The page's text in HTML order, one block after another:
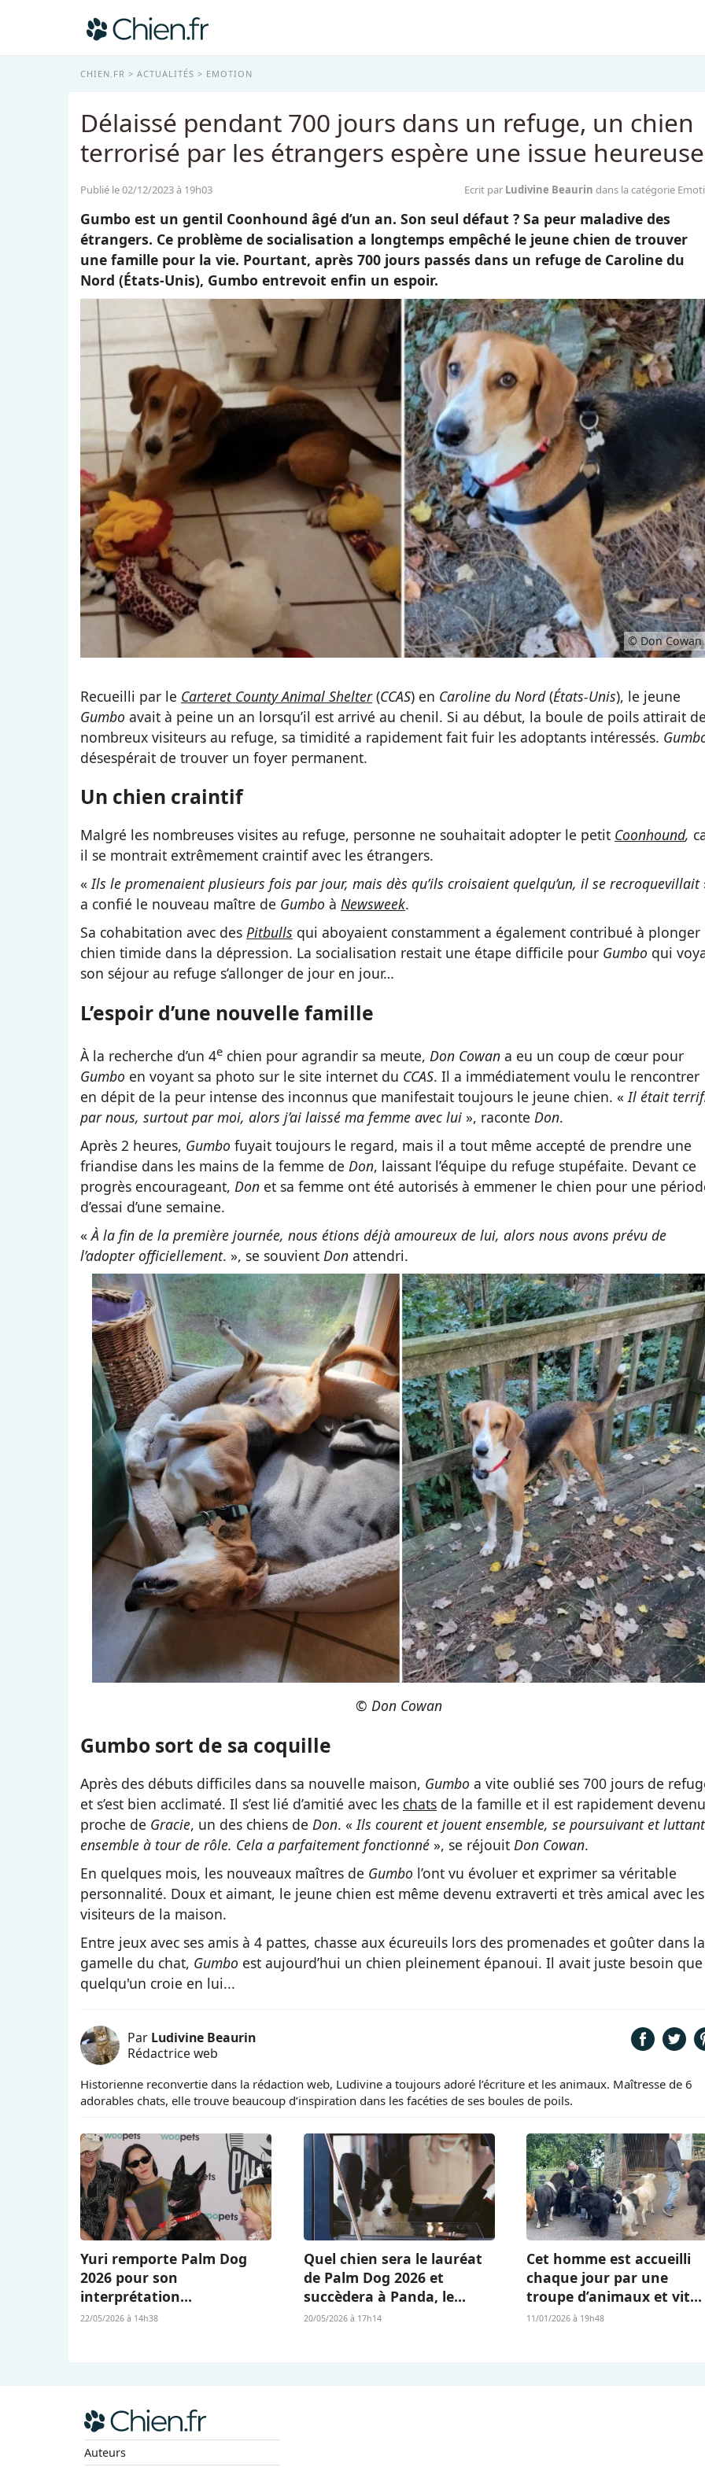
CHIEN.FR ACTUALITÉS EMOTION
Délaissé pendant 700 jours dans un refuge, un chien
terrorisé par les étrangers espère une issue heureuse
Publié le 02/12/2023 à 19h03 Ecrit par Ludivine Beaurin dans la catégorie
Gumbo est un gentil Coonhound âgé d’un an. Son seul défaut ? Sa peur maladive des
étrangers. Ce problème de socialisation a longtemps empêché le jeune chien de trouver
une famille pour la vie. Pourtant, après 700 jours passés dans un refuge de Caroline du
Nord (États-Unis), Gumbo entrevoit enfin un espoir.
© Don Cowan
Recueilli par le Carteret County Animal Shelter (CCAS) en Caroline du Nord(États-Unis), le jeune
Gumbo avait à peine un an lorsqu’il est arrivé au chenil. Si au début, la boule de poils attirait
nombreux visiteurs au refuge, sa timidité a rapidement fait fuir les adoptants intéressés.
désespérait de trouver un foyer permanent.
Un chien craintif
Malgré les nombreuses visites au refuge, personne ne souhaitait adopter le petit Coonhound,
il se montrait extrêmement craintif avec les étrangers.
«Ils le promenaient plusieurs fois par jour, mais dès qu’ils croisaient quelqu’un, il se recroquevillait
a confié le nouveau maître de Gumbo à Newsweek.
Sa cohabitation avec des Pitbulls qui aboyaient constamment a également contribué à plonger
chien timide dans la dépression. La socialisation restait une étape difficile pour Gumbo qui
son séjour au refuge s’allonger de jour en jour…
L’espoir d’une nouvelle famille
À la recherche d’un 4e chien pour agrandir sa meute, Don Cowan a eu un coup de cœur pour
Gumbo en voyant sa photo sur le site internet du CCAS. Il a immédiatement voulu le rencontrer
en dépit de la peur intense des inconnus que manifestait toujours le jeune chien. «Il était
par nous, surtout par moi, alors j’ai laissé ma femme avec lui », raconte Don.
Après 2 heures, Gumbo fuyait toujours le regard, mais il a tout même accepté de prendre une
friandise dans les mains de la femme de Don, laissant l’équipe du refuge stupéfaite. Devant ce
progrès encourageant, Don et sa femme ont été autorisés à emmener le chien pour une
d’essai d’une semaine.
«À la fin de la première journée, nous étions déjà amoureux de lui, alors nous avons prévu de
l’adopter officiellement. », se souvient Don attendri.
© Don Cowan
Gumbo sort de sa coquille
Après des débuts difficiles dans sa nouvelle maison, Gumbo a vite oublié ses 700 jours de
et s’est bien acclimaté. Il s’est lié d’amitié avec les chats de la famille et il est rapidement devenu
proche de Gracie, un des chiens de Don. «Ils courent et jouent ensemble, se poursuivant et luttant
ensemble à tour de rôle. Cela a parfaitement fonctionné », se réjouit Don Cowan.
En quelques mois, les nouveaux maîtres de Gumbo l’ont vu évoluer et exprimer sa véritable
personnalité. Doux et aimant, le jeune chien est même devenu extraverti et très amical avec les
visiteurs de la maison.
Entre jeux avec ses amis à 4 pattes, chasse aux écureuils lors des promenades et goûter dans la
gamelle du chat, Gumbo est aujourd’hui un chien pleinement épanoui. Il avait juste besoin que
quelqu'un croie en lui...
Par Ludivine Beaurin
Rédactrice web
Historienne reconvertie dans la rédaction web, Ludivine a toujours adoré l’écriture et les animaux. Maîtresse de 6
adorables chats, elle trouve beaucoup d’inspiration dans les facéties de ses boules de poils.
Yuri remporte Palm Dog
2026 pour son
interprétation
bouleversante dans « La
22/05/2026 à 14h38
Quel chien sera le lauréat
de Palm Dog 2026 et
succèdera à Panda, le
Berger Islandais de «
20/05/2026 à 17h14
Cet homme est accueilli
chaque jour par une
troupe d’animaux et vit
l’existence dont
11/01/2026 à 19h48
Auteurs